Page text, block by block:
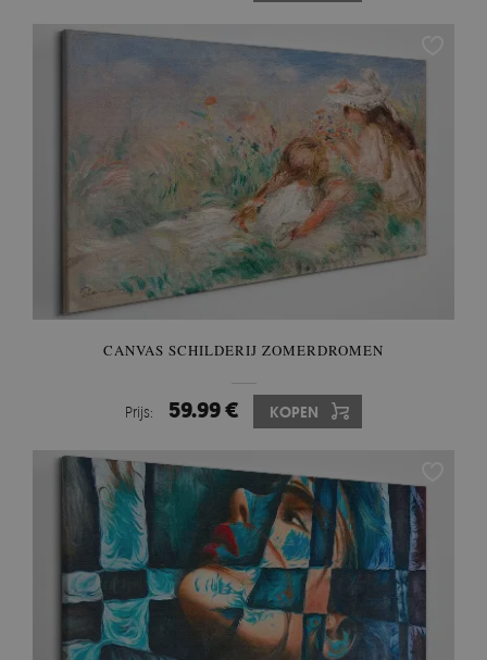
CANVAS SCHILDERIJ ZOMERDROMEN
Prijs: 59.99 € KOPEN